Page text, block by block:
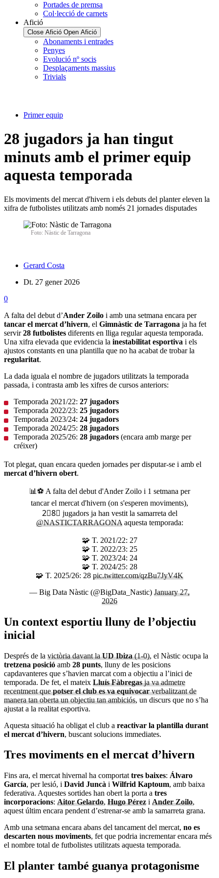
Portades de premsa
Col·lecció de carnets
Afició
Close Afició Open Afició
Abonaments i entrades
Penyes
Evolució nº socis
Desplaçaments massius
Trivials
Primer equip
28 jugadors ja han tingut
minuts amb el primer equip
aquesta temporada
Els moviments del mercat d'hivern i els debuts del planter eleven la
xifra de futbolistes utilitzats amb només 21 jornades disputades
Foto: Nàstic de Tarragona
Gerard Costa
Dt. 27 gener 2026
0
A falta del debut d’Ander Zoilo i amb una setmana encara per
tancar el mercat d’hivern, el Gimnàstic de Tarragona ja ha fet
servir28 futbolistes diferents en lliga regular aquesta temporada.
Una xifra elevada que evidencia la inestabilitat esportiva i els
ajustos constants en una plantilla que no ha acabat de trobar la
regularitat.
La dada iguala el nombre de jugadors utilitzats la temporada
passada, i contrasta amb les xifres de cursos anteriors:
Temporada 2021/22: 27 jugadors
Temporada 2022/23: 25 jugadors
Temporada 2023/24: 24 jugadors
Temporada 2024/25: 28 jugadors
Temporada 2025/26: 28 jugadors (encara amb marge per
créixer)
Tot plegat, quan encara queden jornades per disputar-se i amb el
mercat d’hivern obert.
📊⚽️ A falta del debut d'Ander Zoilo i 1 setmana per
tancar el mercat d'hivern (on s'esperen moviments),
2⃣8⃣ jugadors ja han vestit la samarreta del
@NASTICTARRAGONAaquesta temporada:
🧩 T. 2021/22: 27
🧩 T. 2022/23: 25
🧩 T. 2023/24: 24
🧩 T. 2024/25: 28
🧩 T. 2025/26: 28 pic.twitter.com/qzBu7JyV4K
— Big Data Nàstic (@BigData_Nastic) January 27,
2026
Un context esportiu lluny de l’objectiu
inicial
Després de la victòria davant laUD Ibiza(1-0), el Nàstic ocupa la
tretzena posició amb 28 punts, lluny de les posicions
capdavanteres que s’havien marcat com a objectiu a l’inici de
temporada. De fet, el mateix Lluís Fàbregasja va admetre
recentment quepotser el club es va equivocarverbalitzant de
manera tan oberta un objectiu tan ambiciós, un discurs que no s’ha
ajustat a la realitat esportiva.
Aquesta situació ha obligat el club a reactivar la plantilla durant
el mercat d’hivern, buscant solucions immediates.
Tres moviments en el mercat d’hivern
Fins ara, el mercat hivernal ha comportat tres baixes: Álvaro
García, per lesió, i David Juncà i Wilfrid Kaptoum, amb baixa
federativa. Aquestes sortides han obert la porta a tres
incorporacions: Aitor Gelardo, Hugo Pérez i Ander Zoilo,
aquest últim encara pendent d’estrenar-se amb la samarreta grana.
Amb una setmana encara abans del tancament del mercat, no es
descarten nous moviments, fet que podria incrementar encara més
el nombre total de futbolistes utilitzats aquesta temporada.
El planter també guanya protagonisme